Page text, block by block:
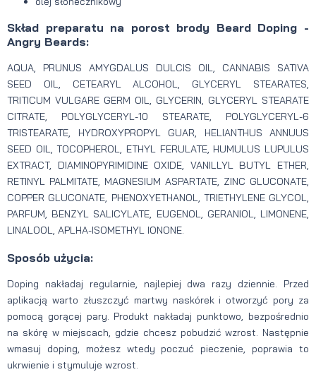
Skład preparatu na porost brody Beard Doping -
Angry Beards:
AQUA, PRUNUS AMYGDALUS DULCIS OIL, CANNABIS SATIVA
SEED OIL, CETEARYL ALCOHOL, GLYCERYL STEARATES,
TRITICUM VULGARE GERM OIL, GLYCERIN, GLYCERYL STEARATE
CITRATE, POLYGLYCERYL-10 STEARATE, POLYGLYCERYL-6
TRISTEARATE, HYDROXYPROPYL GUAR, HELIANTHUS ANNUUS
SEED OIL, TOCOPHEROL, ETHYL FERULATE, HUMULUS LUPULUS
EXTRACT, DIAMINOPYRIMIDINE OXIDE, VANILLYL BUTYL ETHER,
RETINYL PALMITATE, MAGNESIUM ASPARTATE, ZINC GLUCONATE,
COPPER GLUCONATE, PHENOXYETHANOL, TRIETHYLENE GLYCOL,
PARFUM, BENZYL SALICYLATE, EUGENOL, GERANIOL, LIMONENE,
LINALOOL, APLHA-ISOMETHYL IONONE.
Sposób użycia:
Doping nakładaj regularnie, najlepiej dwa razy dziennie. Przed
aplikacją warto złuszczyć martwy naskórek i otworzyć pory za
pomocą gorącej pary. Produkt nakładaj punktowo, bezpośrednio
na skórę w miejscach, gdzie chcesz pobudzić wzrost. Następnie
wmasuj doping, możesz wtedy poczuć pieczenie, poprawia to
ukrwienie i stymuluje wzrost.